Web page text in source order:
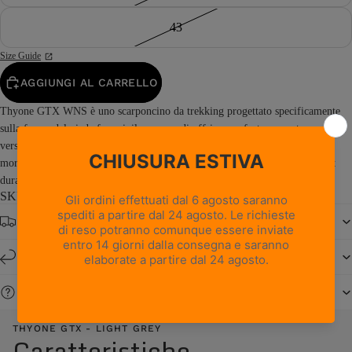
43
Size Guide
AGGIUNGI AL CARRELLO
Thyone GTX WNS è uno scarponcino da trekking progettato specificamente
sulla forma del piede femminile, capace di offrire comfort, supporto e
versatilità in un'ampia gamma di attività all'aria aperta. La sua struttura
morbida e flessibile favorisce il movimento naturale del piede e un comfort
duraturo...
SKU: 0336PW0G-G4
Spedizione gratuita da € 150
Resi e cambi entro 14 giorni
THYONE GTX - LIGHT GREY